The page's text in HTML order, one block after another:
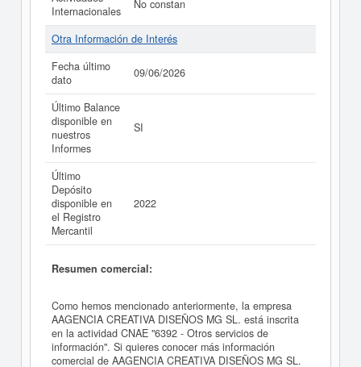
Internacionales
No constan
Otra Información de Interés
Fecha último
dato
09/06/2026
Último Balance
disponible en
nuestros
Informes
SI
Último
Depósito
disponible en
el Registro
Mercantil
2022
Resumen comercial:
Como hemos mencionado anteriormente, la empresa
AAGENCIA CREATIVA DISEÑOS MG SL. está inscrita
en la actividad CNAE "6392 - Otros servicios de
información". Si quieres conocer más información
comercial de AAGENCIA CREATIVA DISEÑOS MG SL.